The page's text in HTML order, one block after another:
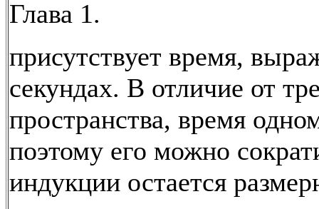
Глава 1.
присутствует время,
секундах. В отличие от
пространства, время
поэтому его можно
индукции остается